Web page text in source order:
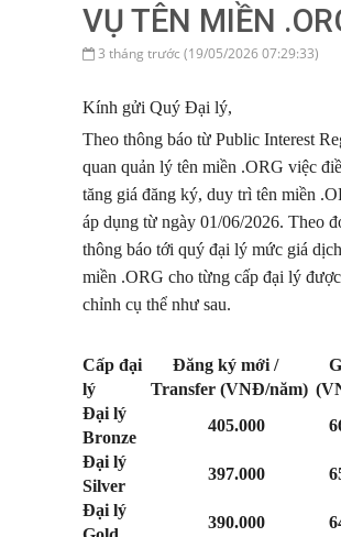
VỤ TÊN MIỀN
3 tháng trước (19/05/2026 07:29:33)
Kính gửi Quý Đại lý,
Theo thông báo từ Public Interest
quan quản lý tên miền .ORG việc
tăng giá đăng ký, duy trì tên miền
áp dụng từ ngày 01/06/2026. Theo
thông báo tới quý đại lý mức giá
miền .ORG cho từng cấp đại lý
chỉnh cụ thể như sau.
Cấp đại
lý
Đăng ký mới /
Transfer (VNĐ/năm)
Đại lý
Bronze
405.000
Đại lý
Silver
397.000
Đại lý
390.000